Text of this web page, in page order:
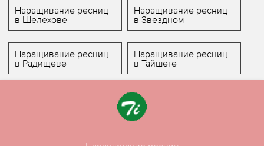
Наращивание ресниц
в Шелехове
Наращивание ресниц
в Звездном
Наращивание ресниц
в Радищеве
Наращивание ресниц
в Тайшете